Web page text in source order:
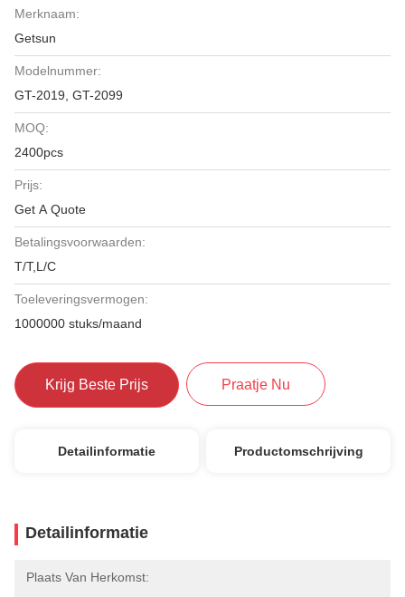
Merknaam:
Getsun
Modelnummer:
GT-2019, GT-2099
MOQ:
2400pcs
Prijs:
Get A Quote
Betalingsvoorwaarden:
T/T,L/C
Toeleveringsvermogen:
1000000 stuks/maand
Krijg Beste Prijs Praatje Nu
Detailinformatie Productomschrijving
Detailinformatie
Plaats Van Herkomst: